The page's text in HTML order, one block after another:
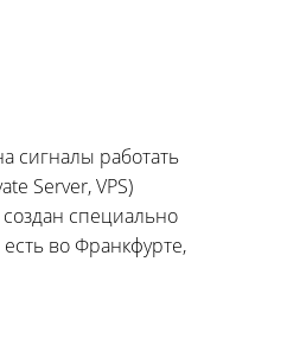
сигналы работать
Server, VPS)
специально
во Франкфурте,